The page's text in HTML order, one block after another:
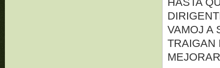
VAMOJ A
TRAIGAN